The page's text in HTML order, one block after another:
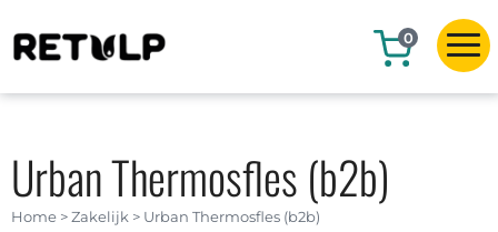
0
Home >Zakelijk > Urban Thermosfles (b2b)
Urban Thermosfles (b2b)